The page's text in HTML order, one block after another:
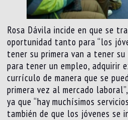
Rosa Dávila incide en que se
oportunidad tanto para “los
tener su primera van a tener
para tener un empleo, adquirir
currículo de manera que se
primera vez al mercado
ya que “hay muchísimos
también de que los jóvenes se